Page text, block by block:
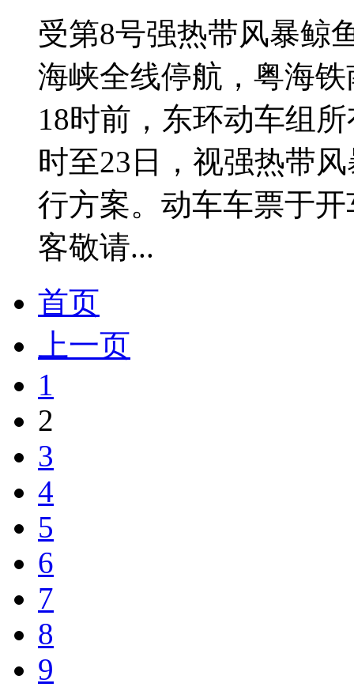
受第8号强热带风暴鲸
海峡全线停航，粤海
18时前，东环动车组
时至23日，视强热带
行方案。动车车票于
客敬请...
首页
上一页
1
2
3
4
5
6
7
8
9